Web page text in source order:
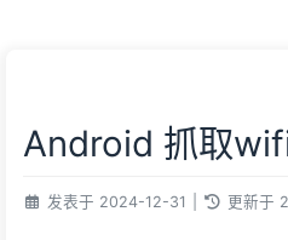
Android 抓取
发表于 2024-12-31 更新于